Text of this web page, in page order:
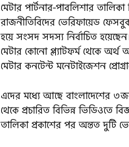
মেটার পার্টনার-পাবলিশার
রাজনীতিবিদের ভেরিফায়েড
হয়ে সংসদ সদস্য নির্বাচিত
মেটার কোনো প্ল্যাটফর্ম থেকে
মেটার কনটেন্ট মনেটাইজেশন
এদের মধ্যে আছে বাংলাদেশের
থেকে প্রচারিত বিভিন্ন ভিডিওতে
তালিকা প্রকাশের পর অন্তত দুটি